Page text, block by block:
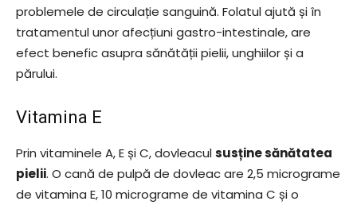
problemele de circulație sanguină. Folatul ajută și în
tratamentul unor afecțiuni gastro-intestinale, are
efect benefic asupra sănătății pielii, unghiilor și a
părului.
Vitamina E
Prin vitaminele A, E și C, dovleaculsusține sănătatea
pielii. O cană de pulpă de dovleac are 2,5 micrograme
de vitamina E, 10 micrograme de vitamina C și o